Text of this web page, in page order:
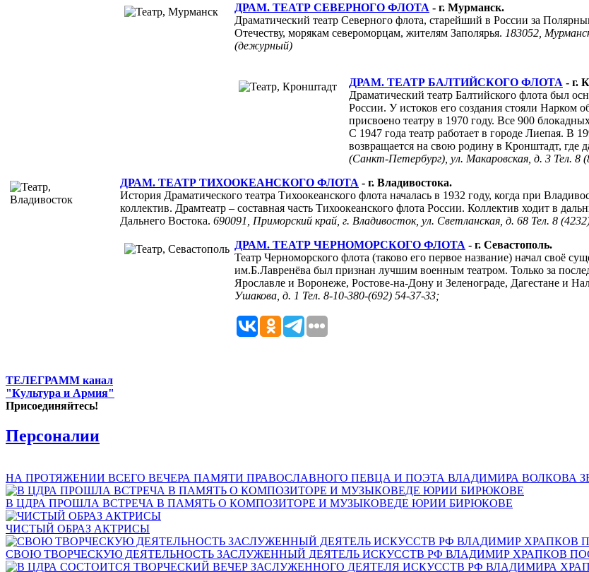
ДРАМ. ТЕАТР СЕВЕРНОГО ФЛОТА - г. Мурманск.
Драматический театр Северного флота, старейший в России за
Отечеству, морякам североморцам, жителям Заполярья. 183052,
(дежурный)
ДРАМ. ТЕАТР БАЛТИЙСКОГО ФЛОТА - г.
Драматический театр Балтийского флота был
России. У истоков его создания стояли
присвоено театру в 1970 году. Все 900
С 1947 года театр работает в городе Лиепая. В
возвращается на свою родину в Кронштадт, где
(Санкт-Петербург), ул. Макаровская, д. 3 Тел. 8
ДРАМ. ТЕАТР ТИХООКЕАНСКОГО ФЛОТА - г. Владивостока.
История Драматического театра Тихоокеанского флота началась в 1932 году, когда при
коллектив. Драмтеатр – составная часть Тихоокеанского флота России. Коллектив ходит в
Дальнего Востока. 690091, Приморский край, г. Владивосток, ул. Светланская, д. 68 Тел. 8
ДРАМ. ТЕАТР ЧЕРНОМОРСКОГО ФЛОТА - г. Севастополь.
Театр Черноморского флота (таково его первое название) начал своё
им.Б.Лавренёва был признан лучшим военным театром. Только за
Ярославле и Воронеже, Ростове-на-Дону и Зеленограде, Дагестане и
Ушакова, д. 1 Тел. 8-10-380-(692) 54-37-33;
ТЕЛЕГРАММ канал
"Культура и Армия"
Присоединяйтесь!
Персоналии
НА ПРОТЯЖЕНИИ ВСЕГО ВЕЧЕРА ПАМЯТИ ПРАВОСЛАВНОГО ПЕВЦА И ПОЭТА ВЛАДИМИРА ВОЛКОВА
В ЦДРА ПРОШЛА ВСТРЕЧА В ПАМЯТЬ О КОМПОЗИТОРЕ И МУЗЫКОВЕДЕ ЮРИИ БИРЮКОВЕ
ЧИСТЫЙ ОБРАЗ АКТРИСЫ
СВОЮ ТВОРЧЕСКУЮ ДЕЯТЕЛЬНОСТЬ ЗАСЛУЖЕННЫЙ ДЕЯТЕЛЬ ИСКУССТВ РФ ВЛАДИМИР ХРАПКОВ